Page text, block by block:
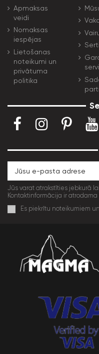
Apmaksas
veidi
Nomaksas
iespējas
Lietošanas
noteikumi un
privātuma
politika
Jūs varat atrakstīties jebkurā
Kontaktinformācija ir atrodama
Es piekrītu noteikumiem